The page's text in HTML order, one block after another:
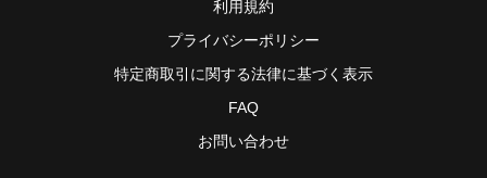
利用規約
プライバシーポリシー
特定商取引に関する法律に基づく表示
FAQ
お問い合わせ